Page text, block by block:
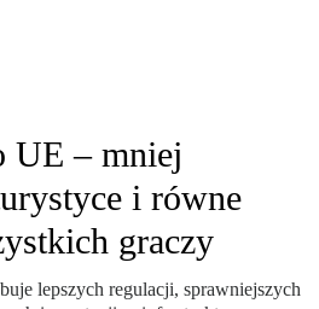
UE – mniej
i równe
graczy
lepszych regulacji, sprawniejszych